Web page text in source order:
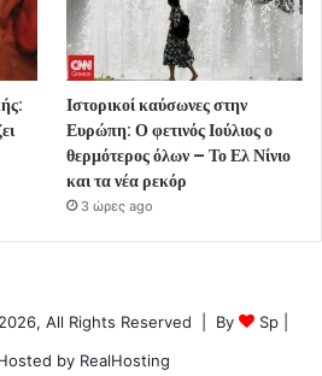
Ιστορικοί καύσωνες στην
Ευρώπη: Ο φετινός Ιούλιος ο
θερμότερος όλων – Το Ελ Νίνιο
και τα νέα ρεκόρ
3 ώρες ago
All Rights Reserved | By Sp
by RealHosting